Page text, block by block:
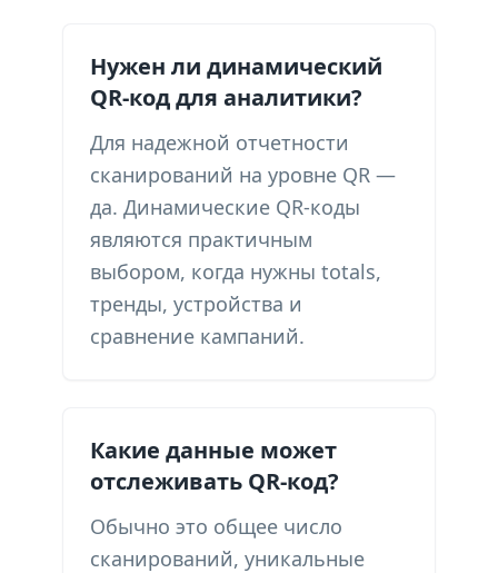
Нужен ли динамический
QR-код для аналитики?
Для надежной отчетности
сканирований на уровне QR —
да. Динамические QR-коды
являются практичным
выбором, когда нужны totals,
тренды, устройства и
сравнение кампаний.
Какие данные может
отслеживать QR-код?
Обычно это общее число
сканирований, уникальные